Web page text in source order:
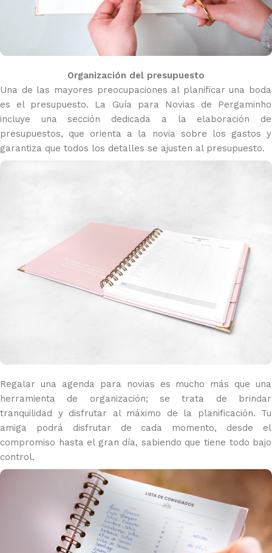
Organización del presupuesto
Una de las mayores preocupaciones al planificar una boda
es el presupuesto. La Guía para Novias de Pergaminho
incluye una sección dedicada a la elaboración de
presupuestos, que orienta a la novia sobre los gastos y
garantiza que todos los detalles se ajusten al presupuesto.
Regalar una agenda para novias es mucho más que una
herramienta de organización; se trata de brindar
tranquilidad y disfrutar al máximo de la planificación. Tu
amiga podrá disfrutar de cada momento, desde el
compromiso hasta el gran día, sabiendo que tiene todo bajo
control.